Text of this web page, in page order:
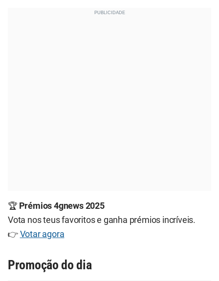
🏆 Prémios 4gnews 2025
Vota nos teus favoritos e ganha prémios incríveis.
👉 Votar agora
Promoção do dia